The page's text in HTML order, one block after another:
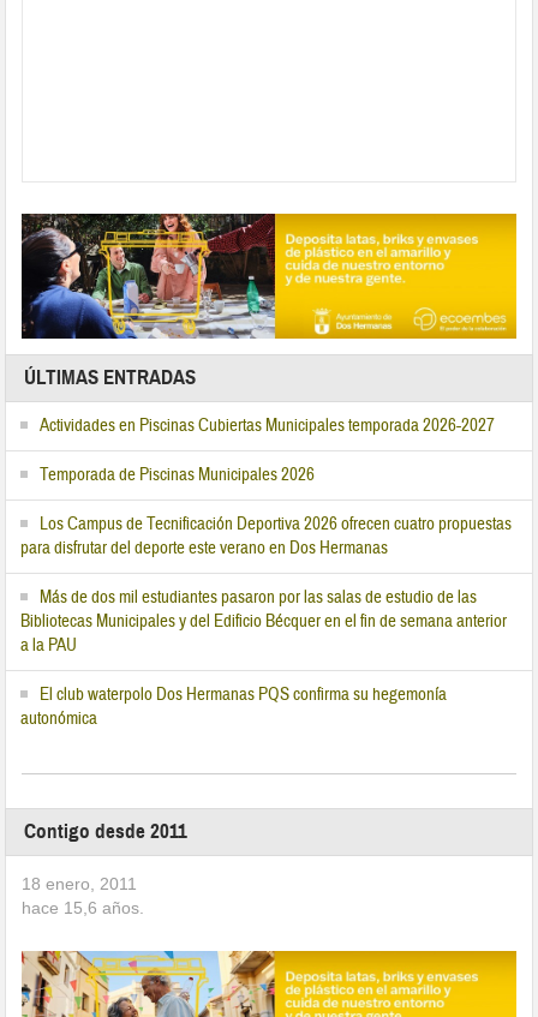
ÚLTIMAS ENTRADAS
Actividades en Piscinas Cubiertas Municipales temporada 2026-2027
Temporada de Piscinas Municipales 2026
Los Campus de Tecnificación Deportiva 2026 ofrecen cuatro propuestas
para disfrutar del deporte este verano en Dos Hermanas
Más de dos mil estudiantes pasaron por las salas de estudio de las
Bibliotecas Municipales y del Edificio Bécquer en el fin de semana anterior
a la PAU
El club waterpolo Dos Hermanas PQS confirma su hegemonía
autonómica
Contigo desde 2011
18 enero, 2011
hace 15,6 años.